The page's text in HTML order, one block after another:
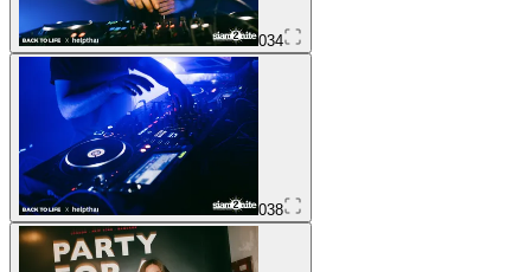
034
038